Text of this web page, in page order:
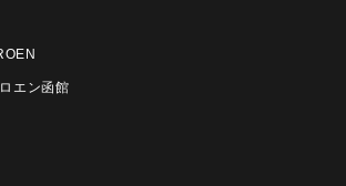
エン函館